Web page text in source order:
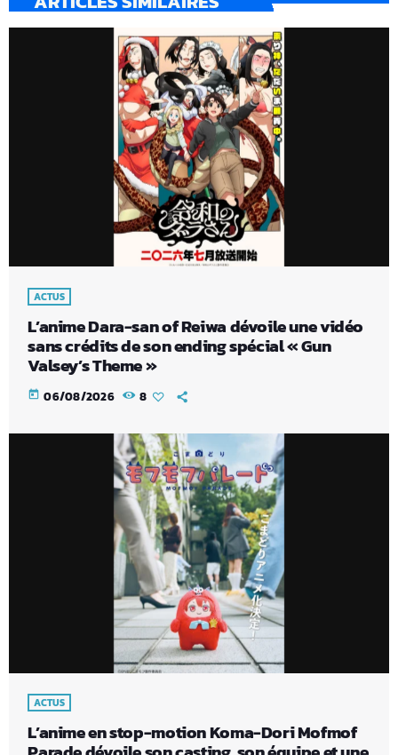
ACTUS
L’anime Dara-san of Reiwa dévoile une vidéo
sans crédits de son ending spécial « Gun
Valsey’s Theme »
today 06/08/2026 8
ACTUS
L’anime en stop-motion Koma-Dori Mofmof